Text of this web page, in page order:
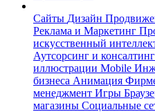
Сайты Дизайн
Реклама и Маркетинг
искусственный
Аутсорсинг и консалтинг
иллюстрации Mobile
бизнеса Анимация
менеджмент Игры
магазины Социальные